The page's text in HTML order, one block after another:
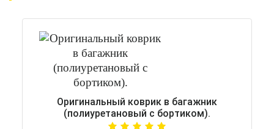
Оригинальный коврик в багажник
(полиуретановый с бортиком).